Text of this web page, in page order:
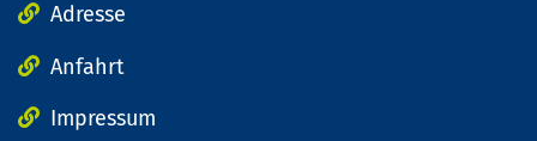
Adresse
Anfahrt
Impressum